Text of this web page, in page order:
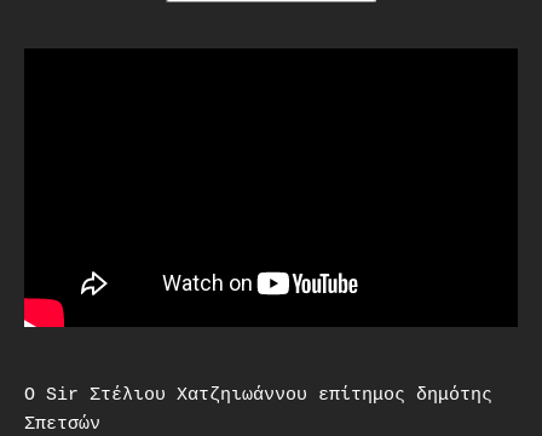
O Sir Στέλιου Χατζηιωάννου επίτημος δημότης
Σπετσών